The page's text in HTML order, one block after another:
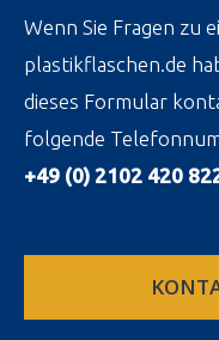
Wenn Sie Fragen zu
plastikflaschen.de
dieses Formular
folgende
+49 (0) 2102 420